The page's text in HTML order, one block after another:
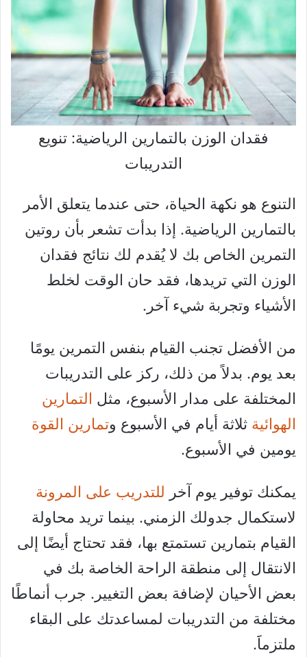
فقدان الوزن بالتمارين الرياضية: تنويع
التدريبات
التنوع هو نكهة الحياة، حتى عندما يتعلق الأمر
بالتمارين الرياضية. إذا بدأت تشعر بأن روتين
التمرين الخاص بك لا يُقدم لك نتائج فقدان
الوزن التي تريدها، فقد حان الوقت لخلط
الأشياء وتجربة شيء آخر.
من الأفضل تجنب القيام بنفس التمرين يومًا
بعد يوم. بدلاً من ذلك، ركز على التدريبات
المختلفة على مدار الأسبوع، مثل التمارين
الهوائية ثلاثة أيام في الأسبوع وتمارين القوة
يومين في الأسبوع.
يمكنك توفير يوم آخر للتدريب على المرونة
لاستكمال جدولك الزمني. بينما تريد محاولة
القيام بتمارين تستمتع بها، فقد تحتاج أيضًا إلى
الانتقال إلى منطقة الراحة الخاصة بك في
بعض الأحيان لإضافة بعض التغيير. جرب أنماطًا
مختلفة من التدريبات لمساعدتك على البقاء
ملتزماََ.